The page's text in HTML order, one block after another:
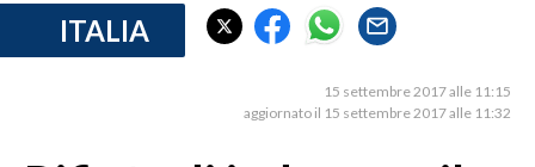
CRONACA SARDEGNA
ITALIA
15 settembre 2017 alle 11:15
aggiornato il 15 settembre 2017 alle 11:32